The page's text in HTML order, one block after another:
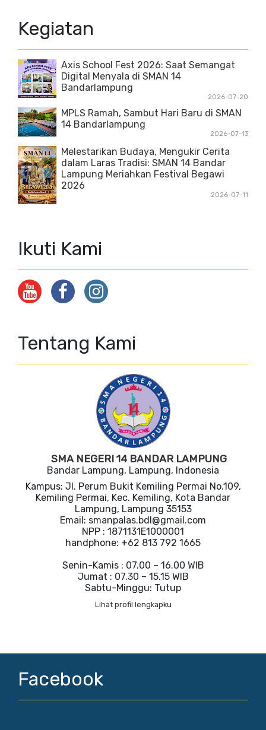
Kegiatan
Axis School Fest 2026: Saat Semangat
Digital Menyala di SMAN 14
Bandarlampung
2026-07-20
MPLS Ramah, Sambut Hari Baru di SMAN
14 Bandarlampung
2026-07-13
Melestarikan Budaya, Mengukir Cerita
dalam Laras Tradisi: SMAN 14 Bandar
Lampung Meriahkan Festival Begawi
2026
2026-07-11
Ikuti Kami
Tentang Kami
SMA NEGERI 14 BANDAR LAMPUNG
Bandar Lampung, Lampung, Indonesia
Kampus: Jl. Perum Bukit Kemiling Permai No.109,
Kemiling Permai, Kec. Kemiling, Kota Bandar
Lampung, Lampung 35153
Email: smanpalas.bdl@gmail.com
NPP : 1871131E1000001
handphone: +62 813 792 1665
Senin-Kamis : 07.00 – 16.00 WIB
Jumat : 07.30 – 15.15 WIB
Sabtu-Minggu: Tutup
Lihat profil lengkapku
Facebook